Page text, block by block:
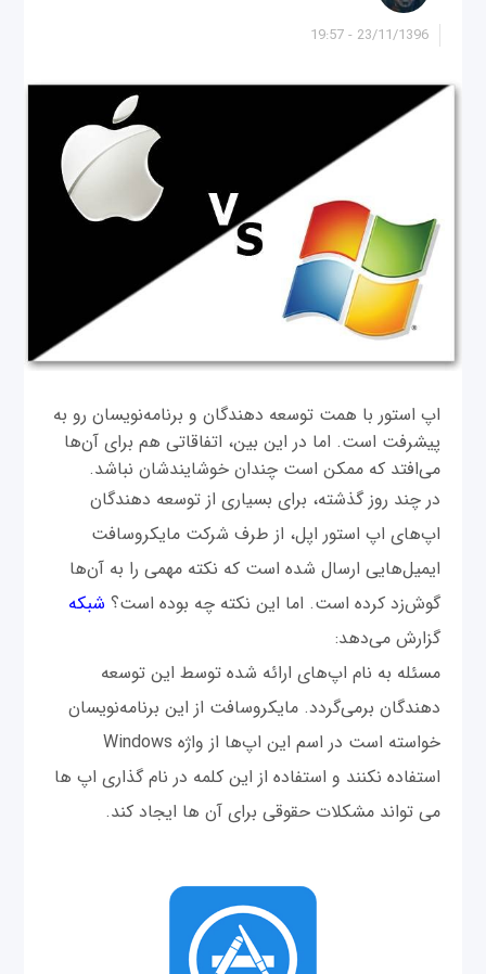
23/11/1396 - 19:57
اپ استور با همت توسعه دهندگان و برنامه‌نویسان رو به
پیشرفت است. اما در این بین، اتفاقاتی هم برای آن‌ها
می‌افتد که ممکن است چندان خوشایندشان نباشد.
در چند روز گذشته، برای بسیاری از توسعه دهندگان
اپ‌های اپ استور اپل، از طرف شرکت مایکروسافت
ایمیل‌هایی ارسال شده است که نکته مهمی را به آن‌ها
گوش‌زد کرده است. اما این نکته چه بوده است؟ شبکه
گزارش می‌دهد:
مسئله به نام اپ‌های ارائه شده توسط این توسعه
دهندگان برمی‌گردد. مایکروسافت از این برنامه‌نویسان
خواسته است در اسم این اپ‌ها از واژه Windows
استفاده نکنند و استفاده از این کلمه در نام گذاری اپ ها
می تواند مشکلات حقوقی برای آن ها ایجاد کند.